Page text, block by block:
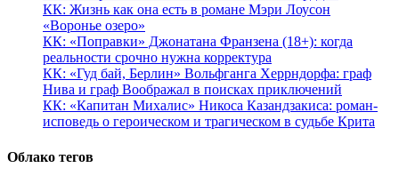
КК: Жизнь как она есть в романе Мэри Лоусон
«Воронье озеро»
КК: «Поправки» Джонатана Франзена (18+): когда
реальности срочно нужна корректура
КК: «Гуд бай, Берлин» Вольфганга Херрндорфа: граф
Нива и граф Воображал в поисках приключений
КК: «Капитан Михалис» Никоса Казандзакиса: роман-
исповедь о героическом и трагическом в судьбе Крита
Облако тегов